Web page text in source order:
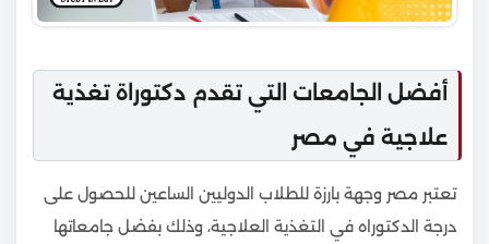
أفضل الجامعات التي تقدم دكتوراة تغذية
علاجية في مصر
تعتبر مصر وجهة بارزة للطلاب الدوليين الساعين للحصول على
درجة الدكتوراه في التغذية العلاجية، وذلك بفضل جامعاتها